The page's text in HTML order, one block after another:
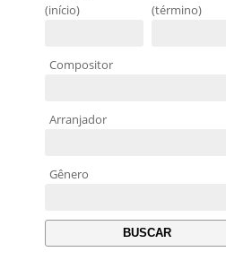
(início)
(término)
Compositor
Arranjador
Gênero